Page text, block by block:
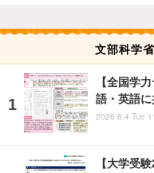
文部科学
【全国学
語・英語に
2026.8.4 Tue
【大学受